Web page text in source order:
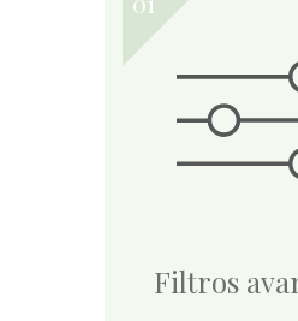
Filtros